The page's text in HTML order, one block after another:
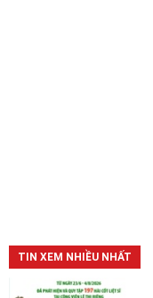
TIN XEM NHIỀU NHẤT